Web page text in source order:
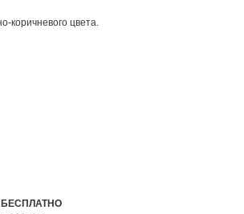
коричневого цвета.
БЕСПЛАТНО